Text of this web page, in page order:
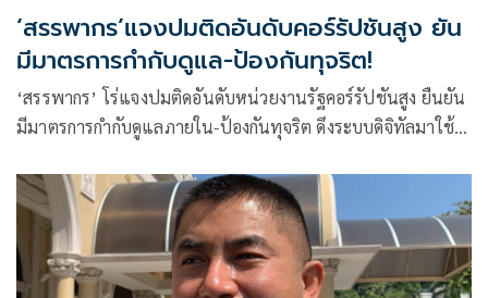
‘สรรพากร’แจงปมติดอันดับคอร์รัปชันสูง ยัน
มีมาตรการกำกับดูแล-ป้องกันทุจริต!
‘สรรพากร’ โร่แจงปมติดอันดับหน่วยงานรัฐคอร์รัปชันสูง ยืนยัน
มีมาตรการกำกับดูแลภายใน-ป้องกันทุจริต ดึงระบบดิจิทัลมาใช้
จริยธรรมแก่บุคลากรภายในทุกระดับ